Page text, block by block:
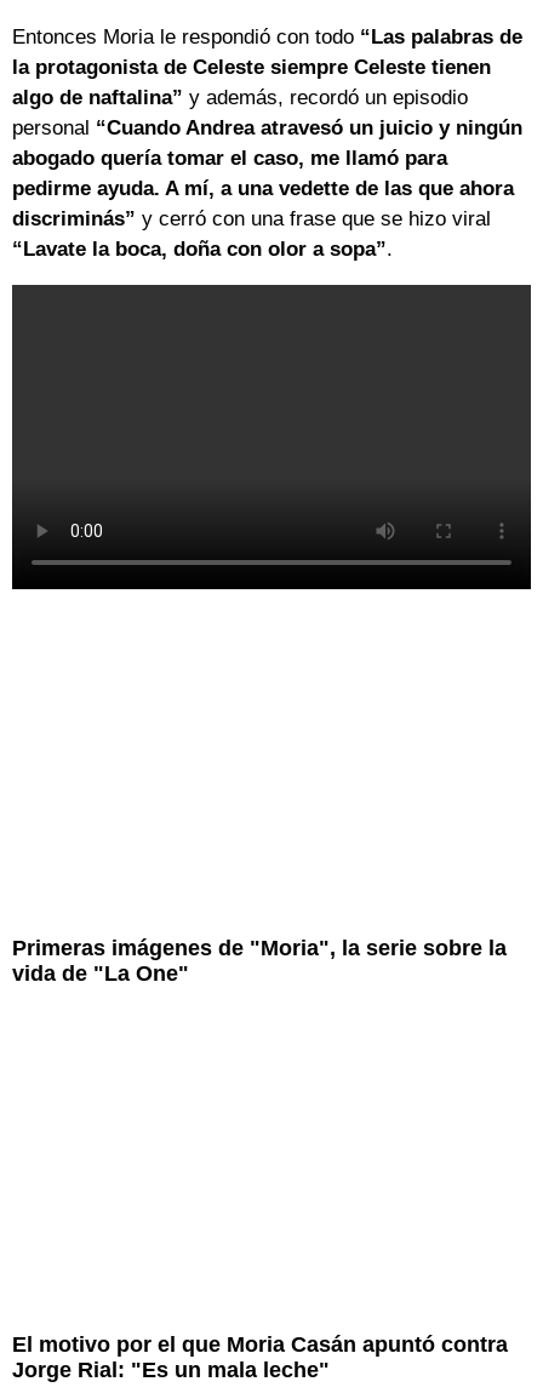
Entonces Moria le respondió con todo “Las palabras de
la protagonista de Celeste siempre Celeste tienen
algo de naftalina” y además, recordó un episodio
personal “Cuando Andrea atravesó un juicio y ningún
abogado quería tomar el caso, me llamó para
pedirme ayuda. A mí, a una vedette de las que ahora
discriminás” y cerró con una frase que se hizo viral
“Lavate la boca, doña con olor a sopa”.
Primeras imágenes de "Moria", la serie sobre la
vida de "La One"
El motivo por el que Moria Casán apuntó contra
Jorge Rial: "Es un mala leche"